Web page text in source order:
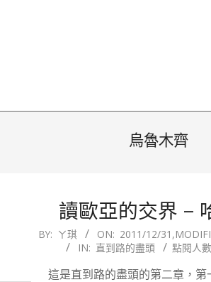
烏魯木齊
讀歐亞的交界 –
2011-
BY: ㄚ琪 ON: 2011/12/31
IN: 直到路的盡頭 點閱人
這是直到路的盡頭的第二章，第